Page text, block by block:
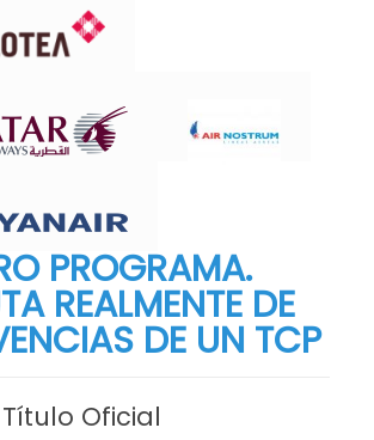
PROGRAMA.
REALMENTE DE
DE UN TCP
Título Oficial